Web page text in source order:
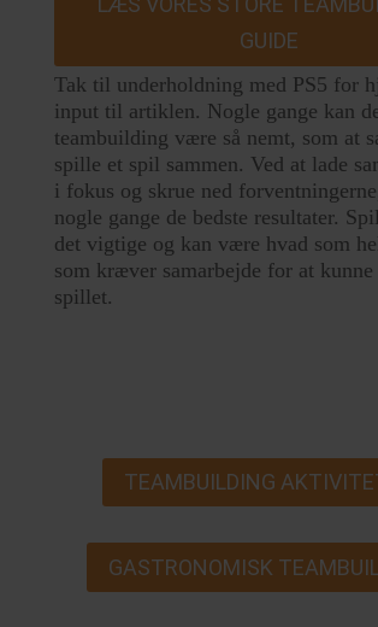
GUIDE
Tak til underholdning med PS5 for
input til artiklen. Nogle gange kan
teambuilding være så nemt, som at
spille et spil sammen. Ved at lade
i fokus og skrue ned
nogle gange de bedste resultater.
det vigtige og kan være hvad som
som kræver samarbejde for at kunne
spillet.
TEAMBUILDING
GASTRONOMISK